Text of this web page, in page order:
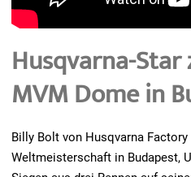
Husqvarna-
MVM Dome in
Billy Bolt von Husqvarna
Weltmeisterschaft in Budapest,